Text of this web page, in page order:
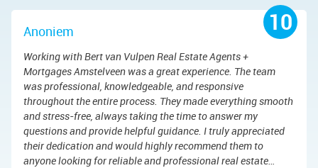
10
Anoniem
Working with Bert van Vulpen Real Estate Agents +
Mortgages Amstelveen was a great experience. The team
was professional, knowledgeable, and responsive
throughout the entire process. They made everything smooth
and stress-free, always taking the time to answer my
questions and provide helpful guidance. I truly appreciated
their dedication and would highly recommend them to
anyone looking for reliable and professional real estate